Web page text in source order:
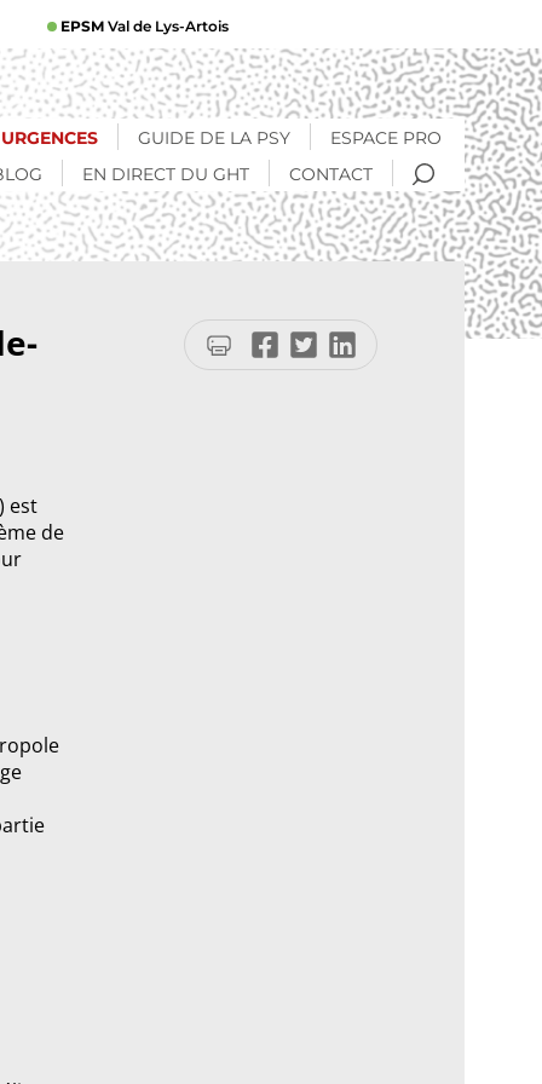
EPSM Val de Lys-Artois
URGENCES GUIDE DE LA PSY
ESPACE PRO
EN DIRECT DU GHT CONTACT RECHERCHE
est
de
Imprimer
la
Partager
sur
Partager
sur
Partager
sur